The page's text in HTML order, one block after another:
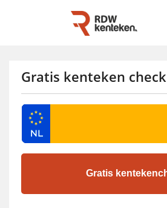
Gratis kenteken